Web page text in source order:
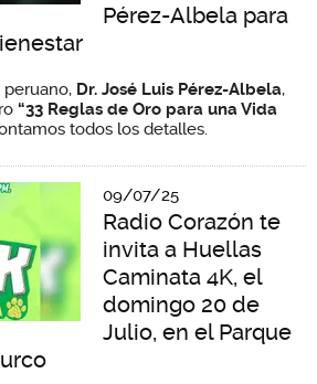
Pérez-Albela para
Dr. José Luis Pérez-Albela,
“33 Reglas de Oro para una Vida
todos los detalles.
09/07/25
Radio Corazón te
invita a Huellas
Caminata 4K, el
domingo 20 de
Julio, en el Parque